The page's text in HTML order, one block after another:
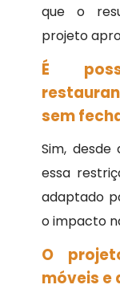
que o
projeto
É
sem
Sim,
essa
adaptado
o impacto
O
móveis e